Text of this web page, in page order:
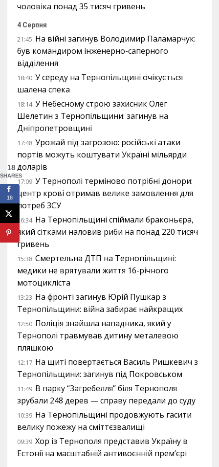
чоловіка понад 35 тисяч гривень
4 Серпня
21:45 На війні загинув Володимир Паламарчук:
був командиром інженерно-саперного
відділення
18:40 У середу на Тернопільщині очікується
шалена спека
18:14 У Небесному строю захисник Олег
Шелетин з Тернопільщини: загинув на
Дніпропетровщині
17:48 Урожай під загрозою: російські атаки
портів можуть коштувати Україні мільярди
доларів
17:09 У Тернополі терміново потрібні донори:
центр крові отримав велике замовлення для
потреб ЗСУ
16:34 На Тернопільщині спіймали браконьєра,
який сітками наловив риби на понад 220 тисяч
гривень
15:38 Смертельна ДТП на Тернопільщині:
медики не врятували життя 16-річного
мотоцикліста
13:23 На фронті загинув Юрій Пушкар з
Тернопільщини: війна забирає найкращих
12:50 Поліція знайшла нападника, який у
Тернополі травмував дитину металевою
пляшкою
12:17 На щиті повертається Василь Ришкевич з
Тернопільщини: загинув під Покровськом
11:49 В парку “Загребелля” біля Тернополя
зрубали 248 дерев — справу передали до суду
10:39 На Тернопільщині продовжують гасити
велику пожежу на сміттєзвалищі
09:39 Хор із Тернополя представив Україну в
Естонії на масштабній антивоєнній прем’єрі
18
SHARES
18